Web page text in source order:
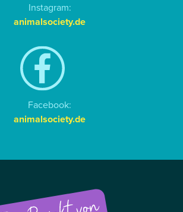
Instagram:
animalsociety.de
Facebook:
animalsociety.de